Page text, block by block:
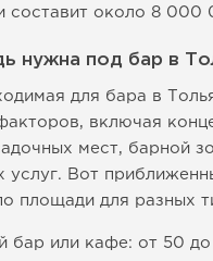
составит около 8 000
нужна под бар в
для бара в
включая
мест, барной
услуг. Вот
площади для разных
бар или кафе: от 50 до